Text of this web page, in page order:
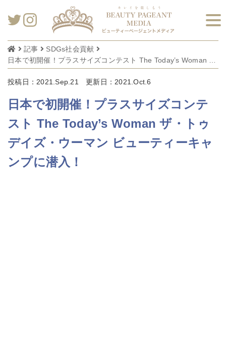
記事
SDGs社会貢献
投稿日：2021.Sep.21 更新日：2021.Oct.6
日本で初開催！プラスサイズコンテ
スト The Today’s Woman ザ・トゥ
デイズ・ウーマン ビューティーキャ
ンプに潜入！